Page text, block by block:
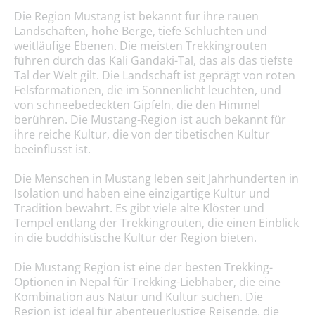
Die Region Mustang ist bekannt für ihre rauen
Landschaften, hohe Berge, tiefe Schluchten und
weitläufige Ebenen. Die meisten Trekkingrouten
führen durch das Kali Gandaki-Tal, das als das tiefste
Tal der Welt gilt. Die Landschaft ist geprägt von roten
Felsformationen, die im Sonnenlicht leuchten, und
von schneebedeckten Gipfeln, die den Himmel
berühren. Die Mustang-Region ist auch bekannt für
ihre reiche Kultur, die von der tibetischen Kultur
beeinflusst ist.
Die Menschen in Mustang leben seit Jahrhunderten in
Isolation und haben eine einzigartige Kultur und
Tradition bewahrt. Es gibt viele alte Klöster und
Tempel entlang der Trekkingrouten, die einen Einblick
in die buddhistische Kultur der Region bieten.
Die Mustang Region ist eine der besten Trekking-
Optionen in Nepal für Trekking-Liebhaber, die eine
Kombination aus Natur und Kultur suchen. Die
Region ist ideal für abenteuerlustige Reisende, die